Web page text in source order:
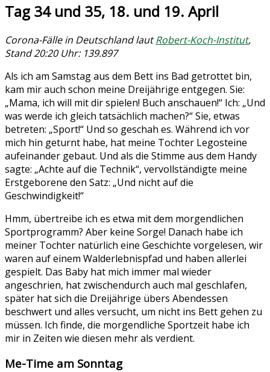
Tag 34 und 35, 18. und 19. April
Corona-Fälle in Deutschland lautRobert-Koch-Institut,
Stand 20:20 Uhr: 139.897
Als ich am Samstag aus dem Bett ins Bad getrottet bin,
kam mir auch schon meine Dreijährige entgegen. Sie:
„Mama, ich will mit dir spielen! Buch anschauen!“ Ich: „Und
was werde ich gleich tatsächlich machen?“ Sie, etwas
betreten: „Sport!“ Und so geschah es. Während ich vor
mich hin geturnt habe, hat meine Tochter Legosteine
aufeinander gebaut. Und als die Stimme aus dem Handy
sagte: „Achte auf die Technik“, vervollständigte meine
Erstgeborene den Satz: „Und nicht auf die
Geschwindigkeit!“
Hmm, übertreibe ich es etwa mit dem morgendlichen
Sportprogramm? Aber keine Sorge! Danach habe ich
meiner Tochter natürlich eine Geschichte vorgelesen, wir
waren auf einem Walderlebnispfad und haben allerlei
gespielt. Das Baby hat mich immer mal wieder
angeschrien, hat zwischendurch auch mal geschlafen,
später hat sich die Dreijährige übers Abendessen
beschwert und alles versucht, um nicht ins Bett gehen zu
müssen. Ich finde, die morgendliche Sportzeit habe ich
mir in Zeiten wie diesen mehr als verdient.
Me-Time am Sonntag